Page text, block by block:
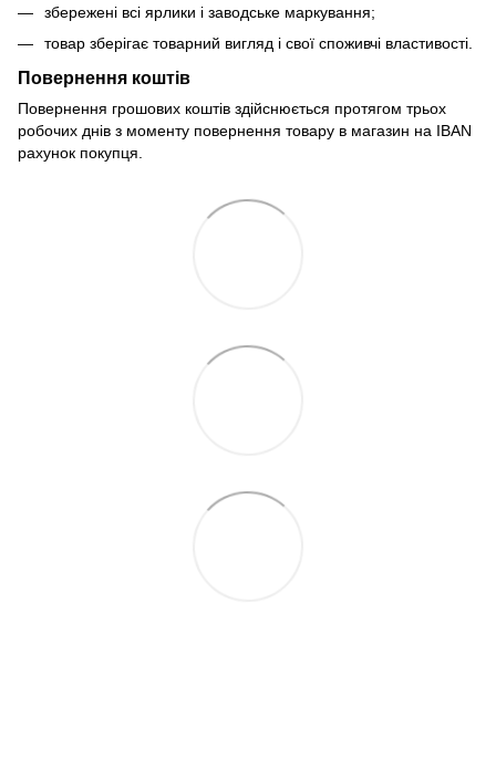
збережені всі ярлики і заводське маркування;
товар зберігає товарний вигляд і свої споживчі властивості.
Повернення коштів
Повернення грошових коштів здійснюється протягом трьох
робочих днів з моменту повернення товару в магазин на IBAN
рахунок покупця.